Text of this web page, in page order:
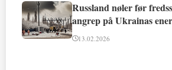
Russland nøler før
angrep på Ukrainas
13.02.2026